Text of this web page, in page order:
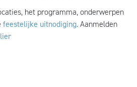
het programma, onderwerpen
feestelijke uitnodiging. Aanmelden